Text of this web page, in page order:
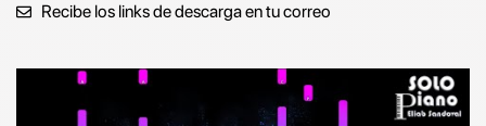
Recibe los links de descarga en tu correo